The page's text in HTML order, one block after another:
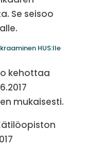
Se seisoo
HUS:lle
kehottaa
mukaisesti.